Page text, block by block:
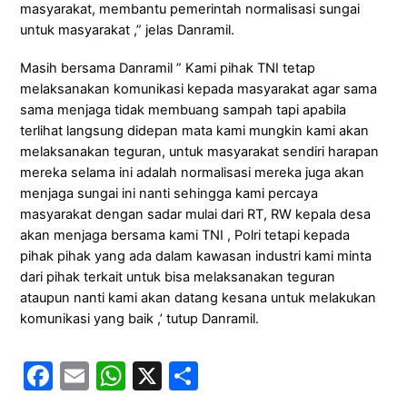
masyarakat, membantu pemerintah normalisasi sungai
untuk masyarakat ,” jelas Danramil.
Masih bersama Danramil ” Kami pihak TNI tetap
melaksanakan komunikasi kepada masyarakat agar sama
sama menjaga tidak membuang sampah tapi apabila
terlihat langsung didepan mata kami mungkin kami akan
melaksanakan teguran, untuk masyarakat sendiri harapan
mereka selama ini adalah normalisasi mereka juga akan
menjaga sungai ini nanti sehingga kami percaya
masyarakat dengan sadar mulai dari RT, RW kepala desa
akan menjaga bersama kami TNI , Polri tetapi kepada
pihak pihak yang ada dalam kawasan industri kami minta
dari pihak terkait untuk bisa melaksanakan teguran
ataupun nanti kami akan datang kesana untuk melakukan
komunikasi yang baik ,’ tutup Danramil.
F
E
W X